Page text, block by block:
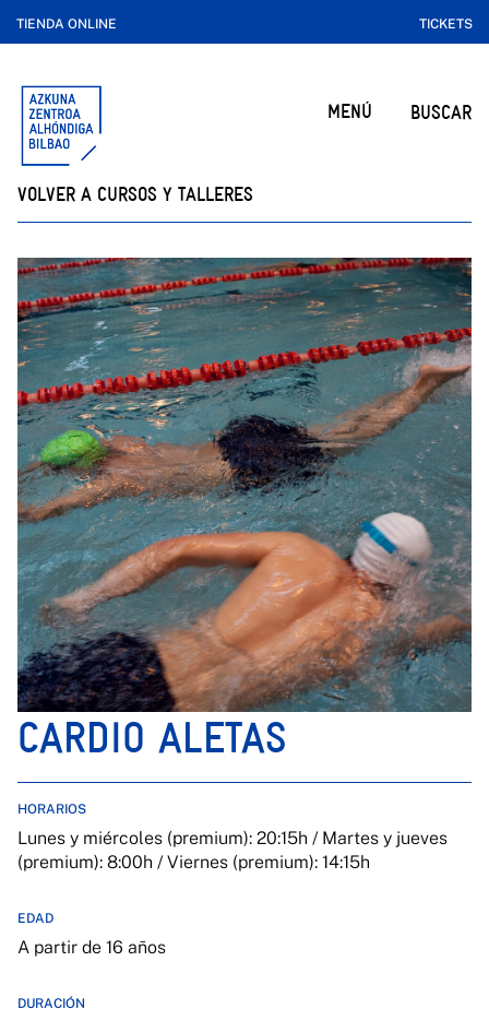
TIENDA ONLINE TICKETS
MENÚ BUSCAR
VOLVER A CURSOS Y TALLERES
CARDIO ALETAS
HORARIOS
Lunes y miércoles (premium): 20:15h / Martes y jueves
(premium): 8:00h / Viernes (premium): 14:15h
EDAD
A partir de 16 años
DURACIÓN